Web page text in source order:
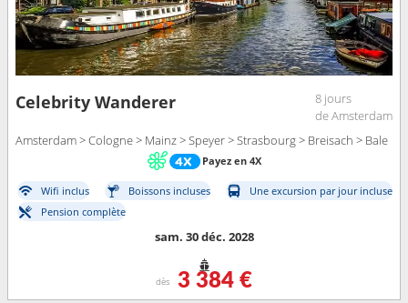
Celebrity Wanderer
8 jours
de Amsterdam
Amsterdam > Cologne > Mainz > Speyer > Strasbourg > Breisach > Bale
Payez en 4X
Wifi inclus Boissons incluses
Une excursion par jour incluse
Pension complète
sam. 30 déc. 2028
dès 3 384 €